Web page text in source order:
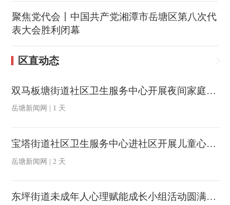
聚焦党代会丨中国共产党湘潭市岳塘区第八次代
表大会胜利闭幕
区直动态
双马板塘街道社区卫生服务中心开展夜间家庭医生签约活动
岳塘新闻网 | 1 天
宝塔街道社区卫生服务中心进社区开展儿童心理健康知识讲座
岳塘新闻网 | 2 天
东坪街道未成年人心理赋能成长小组活动圆满落幕